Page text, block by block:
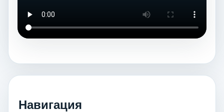
Навигация